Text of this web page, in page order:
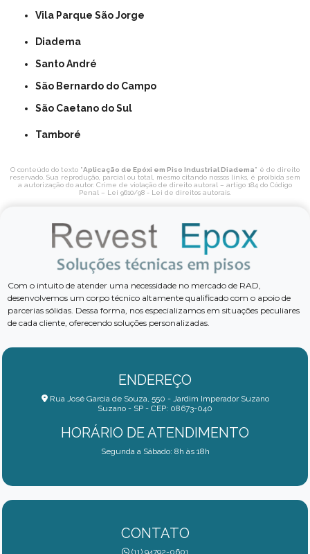
Vila Parque São Jorge
Diadema
Santo André
São Bernardo do Campo
São Caetano do Sul
Tamboré
O conteúdo do texto "Aplicação de Epóxi em Piso Industrial Diadema" é de direito
reservado. Sua reprodução, parcial ou total, mesmo citando nossos links, é proibida sem
a autorização do autor. Crime de violação de direito autoral – artigo 184 do Código
Penal – Lei 9610/98 - Lei de direitos autorais.
Com o intuito de atender uma necessidade no mercado de RAD,
desenvolvemos um corpo técnico altamente qualificado com o apoio de
parcerias sólidas. Dessa forma, nos especializamos em situações peculiares
de cada cliente, oferecendo soluções personalizadas.
ENDEREÇO
Rua José Garcia de Souza, 550 - Jardim Imperador Suzano
Suzano - SP - CEP: 08673-040
HORÁRIO DE ATENDIMENTO
Segunda a Sábado: 8h às 18h
CONTATO